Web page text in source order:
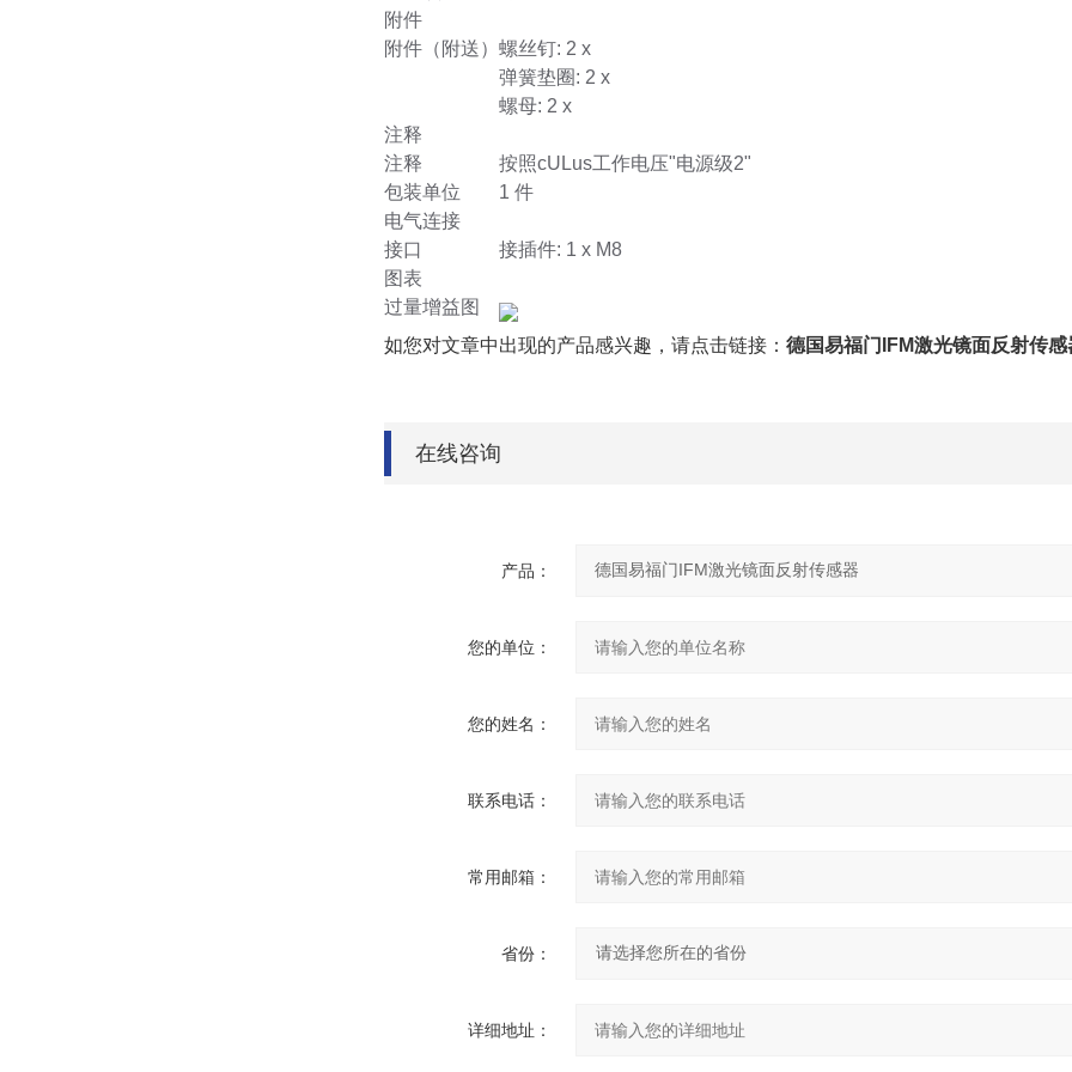
附件
附件（附送） 螺丝钉: 2 x
弹簧垫圈: 2 x
螺母: 2 x
注释
注释
按照cULus工作电压"电源级2"
包装单位
1 件
电气连接
接口
接插件: 1 x M8
图表
过量增益图
如您对文章中出现的产品感兴趣，请点击链接： 德国易福门IFM激光镜面反射传感
在线咨询
产品：
您的单位：
您的姓名：
联系电话：
常用邮箱：
省份：
详细地址：